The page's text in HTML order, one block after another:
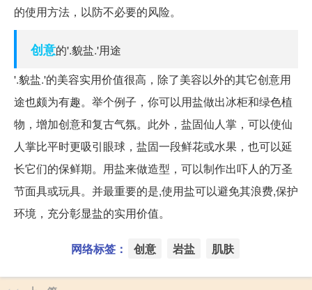
的使用方法，以防不必要的风险。
创意的'.貌盐.'用途
'.貌盐.'的美容实用价值很高，除了美容以外的其它创意用
途也颇为有趣。举个例子，你可以用盐做出冰柜和绿色植
物，增加创意和复古气氛。此外，盐固仙人掌，可以使仙
人掌比平时更吸引眼球，盐固一段鲜花或水果，也可以延
长它们的保鲜期。用盐来做造型，可以制作出吓人的万圣
节面具或玩具。并最重要的是,使用盐可以避免其浪费,保护
环境，充分彰显盐的实用价值。
网络标签： 创意 岩盐 肌肤